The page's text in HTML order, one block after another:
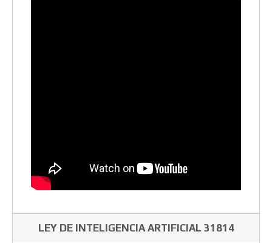
LEY DE INTELIGENCIA ARTIFICIAL 31814